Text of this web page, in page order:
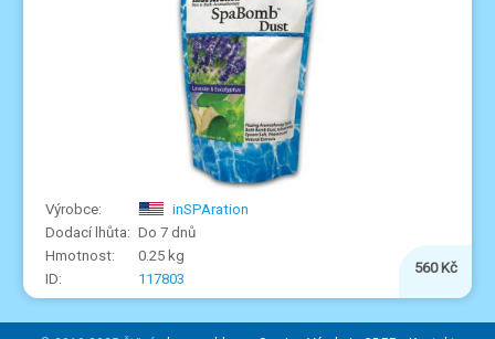
inSPAration
Do 7 dnů
0.25 kg
117803
560 Kč